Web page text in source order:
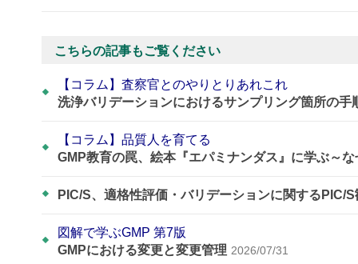
こちらの記事もご覧ください
【コラム】査察官とのやりとりあれこれ
洗浄バリデーションにおけるサンプリング箇所の手
【コラム】品質人を育てる
GMP教育の罠、絵本『エパミナンダス』に学ぶ～
PIC/S、適格性評価・バリデーションに関するPIC/
図解で学ぶGMP 第7版
GMPにおける変更と変更管理 2026/07/31